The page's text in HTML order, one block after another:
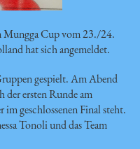
Mungga Cup vom 23./24.
hat sich angemeldet.
gespielt. Am Abend
der ersten Runde am
geschlossenen Final steht.
Tonoli und das Team